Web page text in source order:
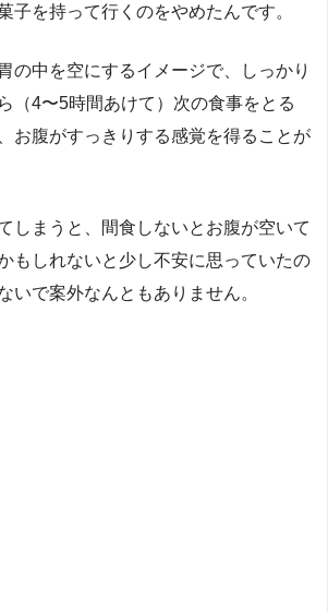
子を持って行くのをやめたんです。
の中を空にするイメージで、しっかり
（4〜5時間あけて）次の食事をとる
お腹がすっきりする感覚を得ることが
しまうと、間食しないとお腹が空いて
もしれないと少し不安に思っていたの
いで案外なんともありません。